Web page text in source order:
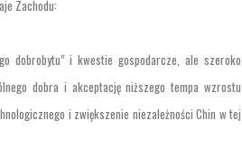
Zachodu:
dobrobytu” i kwestie gospodarcze, ale szeroko
dobra i akceptację niższego tempa wzrostu
i zwiększenie niezależności Chin w tej